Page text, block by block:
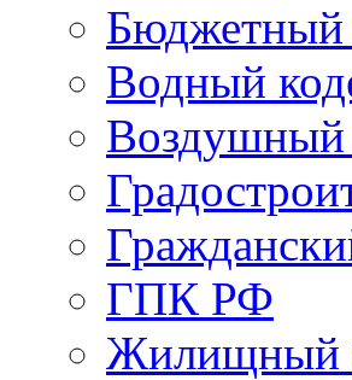
Бюджетный
Водный
Воздушный
ГПК РФ
Жилищный